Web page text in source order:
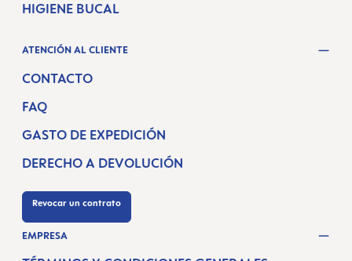
HIGIENE BUCAL
ATENCIÓN AL CLIENTE
CONTACTO
FAQ
GASTO DE EXPEDICIÓN
DERECHO A DEVOLUCIÓN
Revocar un contrato
EMPRESA